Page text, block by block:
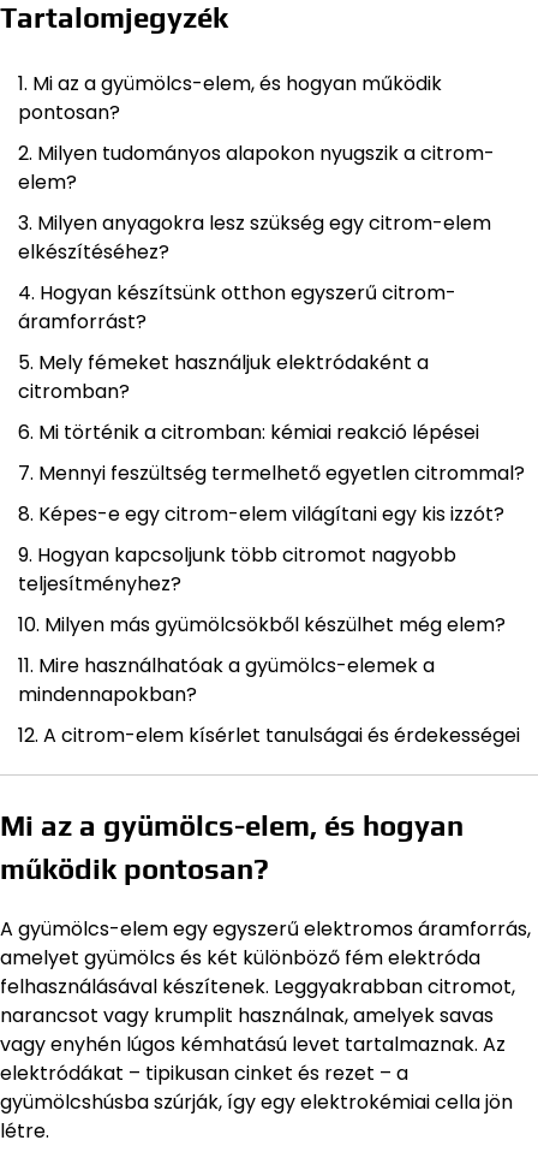
Tartalomjegyzék
Mi az a gyümölcs-elem, és hogyan működik
pontosan?
Milyen tudományos alapokon nyugszik a citrom-
elem?
Milyen anyagokra lesz szükség egy citrom-elem
elkészítéséhez?
Hogyan készítsünk otthon egyszerű citrom-
áramforrást?
Mely fémeket használjuk elektródaként a
citromban?
Mi történik a citromban: kémiai reakció lépései
Mennyi feszültség termelhető egyetlen citrommal?
Képes-e egy citrom-elem világítani egy kis izzót?
Hogyan kapcsoljunk több citromot nagyobb
teljesítményhez?
Milyen más gyümölcsökből készülhet még elem?
Mire használhatóak a gyümölcs-elemek a
mindennapokban?
A citrom-elem kísérlet tanulságai és érdekességei
Mi az a gyümölcs-elem, és hogyan
működik pontosan?
A gyümölcs-elem egy egyszerű elektromos áramforrás,
amelyet gyümölcs és két különböző fém elektróda
felhasználásával készítenek. Leggyakrabban citromot,
narancsot vagy krumplit használnak, amelyek savas
vagy enyhén lúgos kémhatású levet tartalmaznak. Az
elektródákat – tipikusan cinket és rezet – a
gyümölcshúsba szúrják, így egy elektrokémiai cella jön
létre.